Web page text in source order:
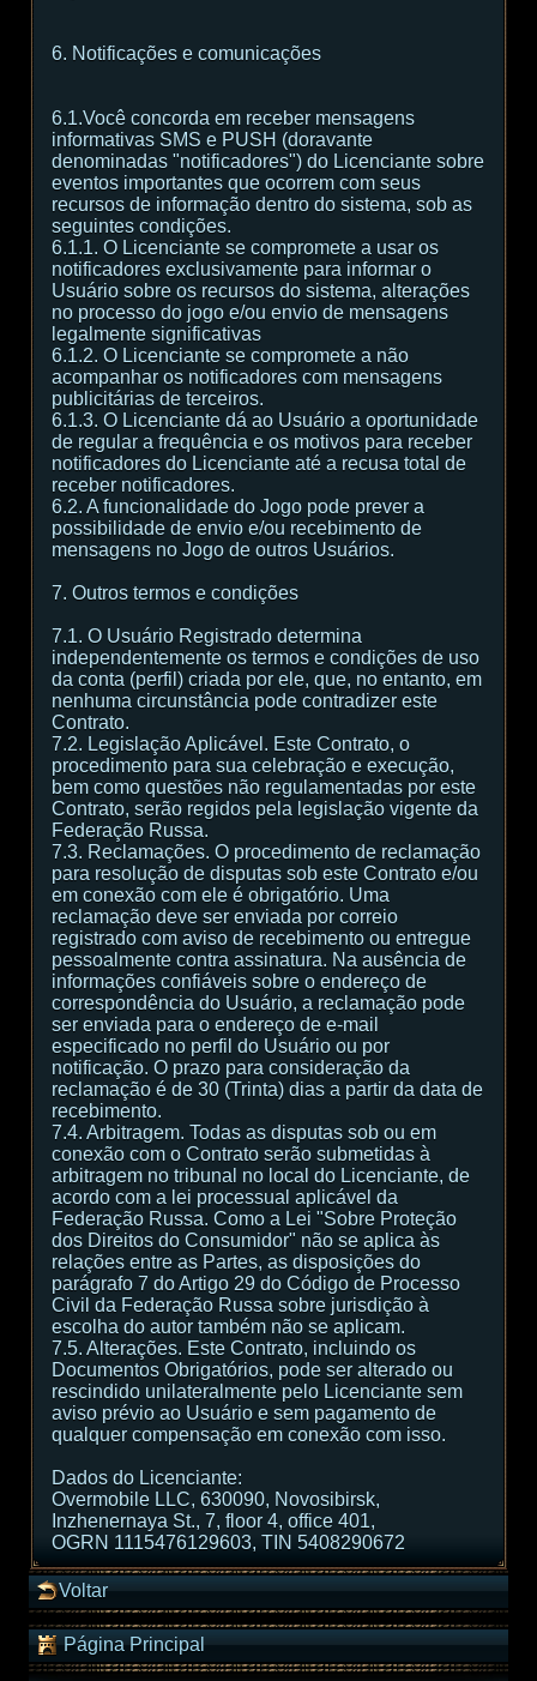
6. Notificações e comunicações
6.1.Você concorda em receber mensagens
informativas SMS e PUSH (doravante
denominadas "notificadores") do Licenciante sobre
eventos importantes que ocorrem com seus
recursos de informação dentro do sistema, sob as
seguintes condições.
6.1.1. O Licenciante se compromete a usar os
notificadores exclusivamente para informar o
Usuário sobre os recursos do sistema, alterações
no processo do jogo e/ou envio de mensagens
legalmente significativas
6.1.2. O Licenciante se compromete a não
acompanhar os notificadores com mensagens
publicitárias de terceiros.
6.1.3. O Licenciante dá ao Usuário a oportunidade
de regular a frequência e os motivos para receber
notificadores do Licenciante até a recusa total de
receber notificadores.
6.2. A funcionalidade do Jogo pode prever a
possibilidade de envio e/ou recebimento de
mensagens no Jogo de outros Usuários.
7. Outros termos e condições
7.1. O Usuário Registrado determina
independentemente os termos e condições de uso
da conta (perfil) criada por ele, que, no entanto, em
nenhuma circunstância pode contradizer este
Contrato.
7.2. Legislação Aplicável. Este Contrato, o
procedimento para sua celebração e execução,
bem como questões não regulamentadas por este
Contrato, serão regidos pela legislação vigente da
Federação Russa.
7.3. Reclamações. O procedimento de reclamação
para resolução de disputas sob este Contrato e/ou
em conexão com ele é obrigatório. Uma
reclamação deve ser enviada por correio
registrado com aviso de recebimento ou entregue
pessoalmente contra assinatura. Na ausência de
informações confiáveis sobre o endereço de
correspondência do Usuário, a reclamação pode
ser enviada para o endereço de e-mail
especificado no perfil do Usuário ou por
notificação. O prazo para consideração da
reclamação é de 30 (Trinta) dias a partir da data de
recebimento.
7.4. Arbitragem. Todas as disputas sob ou em
conexão com o Contrato serão submetidas à
arbitragem no tribunal no local do Licenciante, de
acordo com a lei processual aplicável da
Federação Russa. Como a Lei "Sobre Proteção
dos Direitos do Consumidor" não se aplica às
relações entre as Partes, as disposições do
parágrafo 7 do Artigo 29 do Código de Processo
Civil da Federação Russa sobre jurisdição à
escolha do autor também não se aplicam.
7.5. Alterações. Este Contrato, incluindo os
Documentos Obrigatórios, pode ser alterado ou
rescindido unilateralmente pelo Licenciante sem
aviso prévio ao Usuário e sem pagamento de
qualquer compensação em conexão com isso.
Dados do Licenciante:
Overmobile LLC, 630090, Novosibirsk,
Inzhenernaya St., 7, floor 4, office 401,
OGRN 1115476129603, TIN 5408290672
Voltar
Página Principal